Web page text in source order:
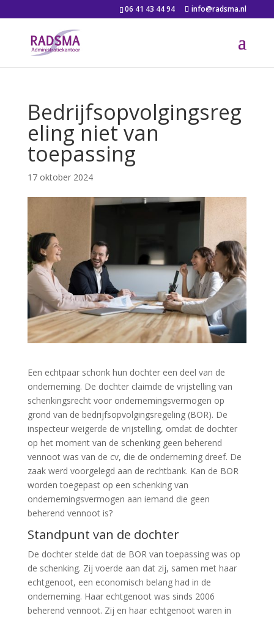
06 41 43 44 94 info@radsma.nl
Bedrijfsopvolgingsreg
eling niet van
toepassing
17 oktober 2024
Een echtpaar schonk hun dochter een deel van de
onderneming. De dochter claimde de vrijstelling van
schenkingsrecht voor ondernemingsvermogen op
grond van de bedrijfsopvolgingsregeling (BOR). De
inspecteur weigerde de vrijstelling, omdat de dochter
op het moment van de schenking geen beherend
vennoot was van de cv, die de onderneming dreef. De
zaak werd voorgelegd aan de rechtbank. Kan de BOR
worden toegepast op een schenking van
ondernemingsvermogen aan iemand die geen
beherend vennoot is?
Standpunt van de dochter
De dochter stelde dat de BOR van toepassing was op
de schenking. Zij voerde aan dat zij, samen met haar
echtgenoot, een economisch belang had in de
onderneming. Haar echtgenoot was sinds 2006
beherend vennoot. Zij en haar echtgenoot waren in